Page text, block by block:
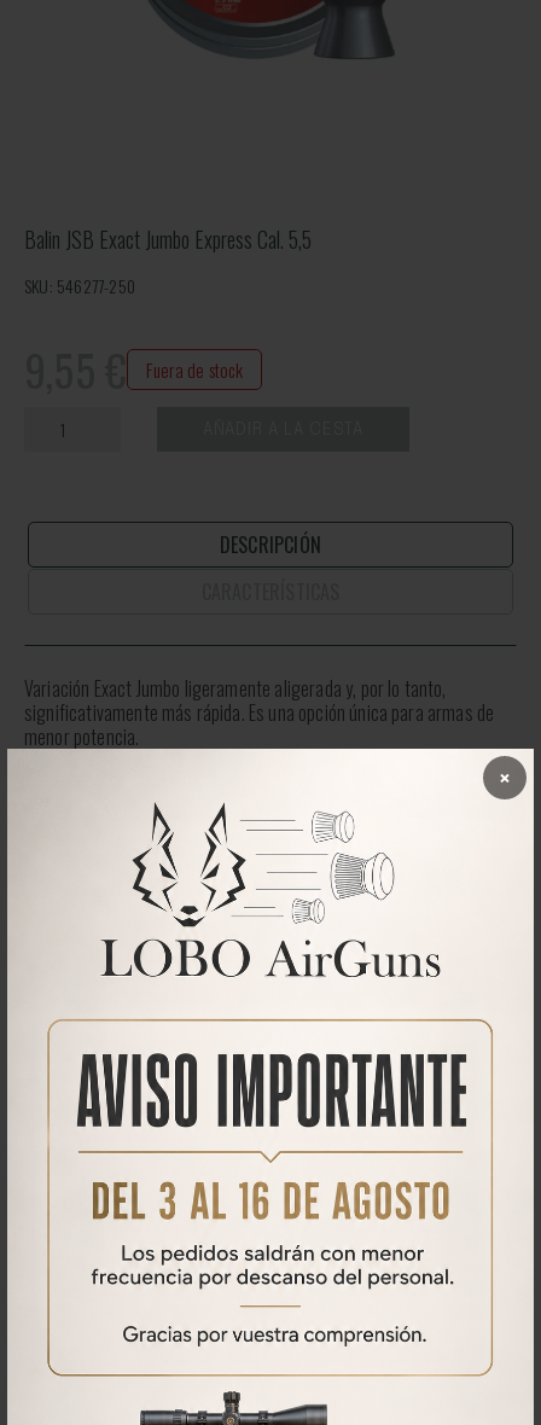
×
Balin JSB Exact Jumbo Express Cal. 5,5
SKU: 546277-250
€ Fuera de stock
DESCRIPCIÓN
Variación Exact Jumbo ligeramente aligerada y, por lo tanto,
significativamente más rápida. Es una opción única para armas de
menor potencia.
¿Vas justo de potencia? ¡Gánalos con velocidad y precisión! Mayor
velocidad y trayectoria más plana.
La velocidad de salida es de 185 m/s si la potencia del rifle de aire
está configurada en 16J.
No se han encontrado comentarios
PRODUCTOS
RELACIONADOS